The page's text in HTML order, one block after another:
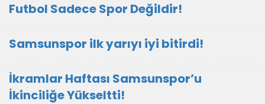
Futbol Sadece Spor Değildir!
Samsunspor ilk yarıyı iyi bitirdi!
İkramlar Haftası Samsunspor’u
İkinciliğe Yükseltti!